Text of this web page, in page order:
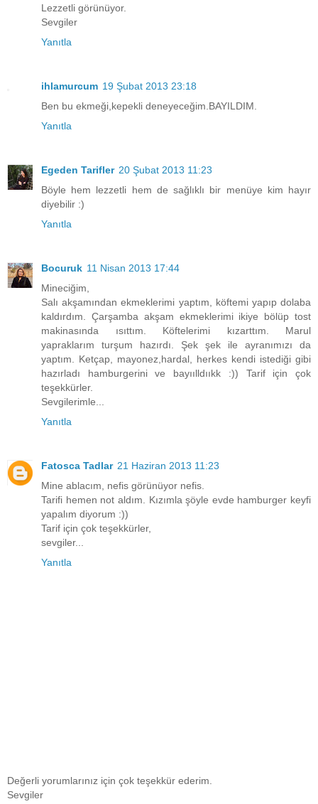
Lezzetli görünüyor.
Sevgiler
Yanıtla
ihlamurcum 19 Şubat 2013 23:18
Ben bu ekmeği,kepekli deneyeceğim.BAYILDIM.
Yanıtla
Egeden Tarifler 20 Şubat 2013 11:23
Böyle hem lezzetli hem de sağlıklı bir menüye kim hayır
diyebilir :)
Yanıtla
Bocuruk 11 Nisan 2013 17:44
Mineciğim,
Salı akşamından ekmeklerimi yaptım, köftemi yapıp dolaba
kaldırdım. Çarşamba akşam ekmeklerimi ikiye bölüp tost
makinasında ısıttım. Köftelerimi kızarttım. Marul
yapraklarım turşum hazırdı. Şek şek ile ayranımızı da
yaptım. Ketçap, mayonez,hardal, herkes kendi istediği gibi
hazırladı hamburgerini ve bayıılldııkk :)) Tarif için çok
teşekkürler.
Sevgilerimle...
Yanıtla
Fatosca Tadlar 21 Haziran 2013 11:23
Mine ablacım, nefis görünüyor nefis.
Tarifi hemen not aldım. Kızımla şöyle evde hamburger keyfi
yapalım diyorum :))
Tarif için çok teşekkürler,
sevgiler...
Yanıtla
Değerli yorumlarınız için çok teşekkür ederim.
Sevgiler